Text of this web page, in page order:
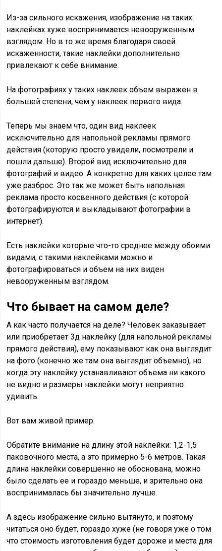
Из-за сильного искажения, изображение на таких
наклейках хуже воспринимается невооруженным
взглядом. Но в то же время благодаря своей
искаженности, такие наклейки дополнительно
привлекают к себе внимание.
На фотографиях у таких наклеек объем выражен в
большей степени, чем у наклеек первого вида.
Теперь мы знаем что, один вид наклеек
исключительно для напольной рекламы прямого
действия (которую просто увидели, посмотрели и
пошли дальше). Второй вид исключительно для
фотографий и видео. А конкретно для каких целее там
уже разброс. Это так же может быть напольная
реклама просто косвенного действия (с которой
фотографируются и выкладывают фотографии в
интернет).
Есть наклейки которые что-то среднее между обоими
видами, с такими наклейками можно и
фотографироваться и объем на них виден
невооруженным взглядом.
Что бывает на самом деле?
А как часто получается на деле? Человек заказывает
или приобретает 3д наклейку (для напольной рекламы
прямого действия), ему показывают как она выглядит
на фото (конечно же там она выглядит объемно), но
когда эту наклейку устанавливают объема ни какого
не видно и размеры наклейки могут неприятно
удивить.
Вот вам живой пример.
Обратите внимание на длину этой наклейки: 1,2-1,5
паковочного места, а это примерно 5-6 метров. Такая
длина наклейки совершенно не обоснована, можно
было сделать ее и гораздо меньше, и зрительно она
воспринималась бы значительно лучше.
А здесь изображение сильно вытянуто, и поэтому
читаться оно будет, гораздо хуже (не говоря уже о том
что стоимость изготовления будет дороже и места для